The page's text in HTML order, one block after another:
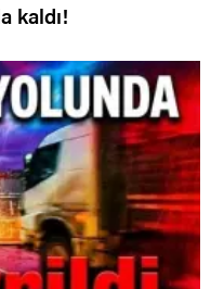
kaldı!